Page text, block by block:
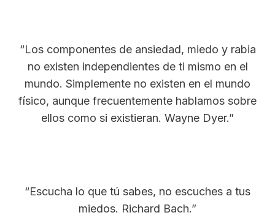
“Los componentes de ansiedad, miedo y rabia
no existen independientes de ti mismo en el
mundo. Simplemente no existen en el mundo
físico, aunque frecuentemente hablamos sobre
ellos como si existieran. Wayne Dyer.”
“Escucha lo que tú sabes, no escuches a tus
miedos. Richard Bach.”